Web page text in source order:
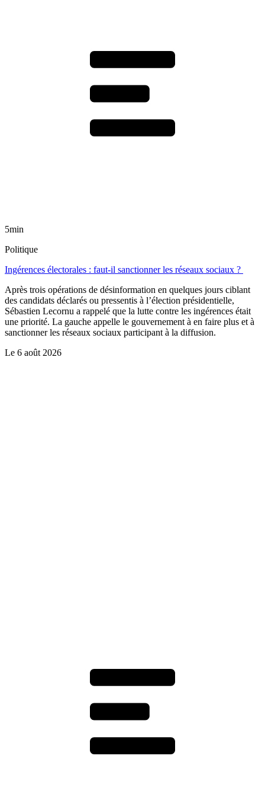
5min
Politique
Ingérences électorales : faut-il sanctionner les réseaux sociaux ?
Après trois opérations de désinformation en quelques jours ciblant
des candidats déclarés ou pressentis à l’élection présidentielle,
Sébastien Lecornu a rappelé que la lutte contre les ingérences était
une priorité. La gauche appelle le gouvernement à en faire plus et à
sanctionner les réseaux sociaux participant à la diffusion.
Le 6 août 2026